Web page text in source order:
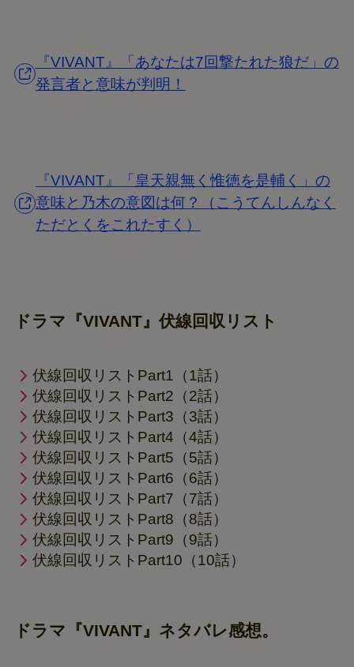
『VIVANT』「あなたは7回撃たれた狼だ」の
発言者と意味が判明！
『VIVANT』「皇天親無く惟徳を是輔く」の
意味と乃木の意図は何？（こうてんしんなく
ただとくをこれたすく）
ドラマ『VIVANT』伏線回収リスト
伏線回収リストPart1（1話）
伏線回収リストPart2（2話）
伏線回収リストPart3（3話）
伏線回収リストPart4（4話）
伏線回収リストPart5（5話）
伏線回収リストPart6（6話）
伏線回収リストPart7（7話）
伏線回収リストPart8（8話）
伏線回収リストPart9（9話）
伏線回収リストPart10（10話）
ドラマ『VIVANT』ネタバレ感想。